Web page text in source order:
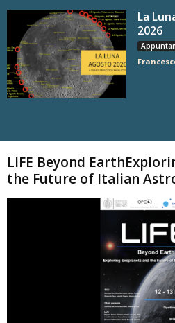
La
2026
LIFE Beyond
the Future of Italian